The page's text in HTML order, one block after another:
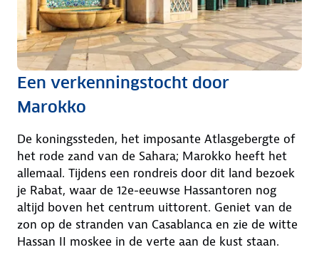
Een verkenningstocht door
Marokko
De koningssteden, het imposante Atlasgebergte of
het rode zand van de Sahara; Marokko heeft het
allemaal. Tijdens een rondreis door dit land bezoek
je Rabat, waar de 12e-eeuwse Hassantoren nog
altijd boven het centrum uittorent. Geniet van de
zon op de stranden van Casablanca en zie de witte
Hassan II moskee in de verte aan de kust staan.